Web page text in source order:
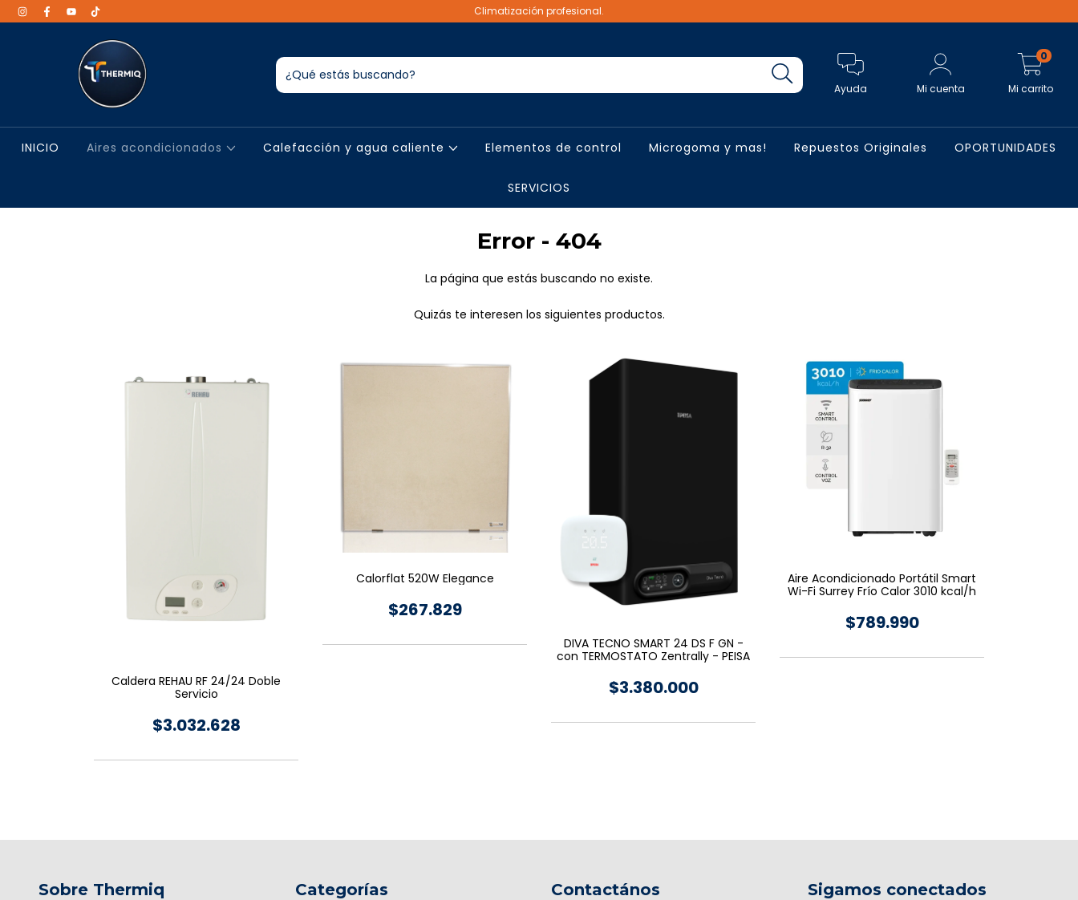
Climatización profesional.
Ayuda Mi cuenta Mi carrito
0
INICIO Aires acondicionados Calefacción y agua caliente Elementos de control Microgoma y mas! Repuestos Originales OPORTUNIDADES
SERVICIOS
Error - 404
La página que estás buscando no existe.
Quizás te interesen los siguientes productos.
Caldera REHAU RF 24/24 Doble
Servicio
$3.032.628
Calorflat 520W Elegance
$267.829
DIVA TECNO SMART 24 DS F GN -
con TERMOSTATO Zentrally - PEISA
$3.380.000
Aire Acondicionado Portátil Smart
Wi-Fi Surrey Frío Calor 3010 kcal/h
$789.990
Sobre Thermiq Categorías Contactános Sigamos conectados